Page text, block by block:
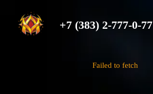
+7 (383) 2-777-0-77
Failed to fetch